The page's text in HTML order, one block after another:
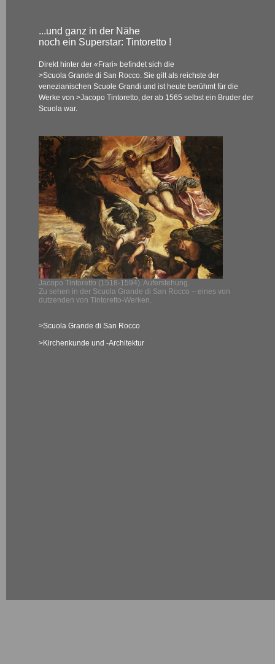
...und ganz in der Nähe
noch ein Superstar: Tintoretto !
Direkt hinter der «Frari» befindet sich die
>Scuola Grande di San Rocco. Sie gilt als reichste der
venezianischen Scuole Grandi und ist heute berühmt für die
Werke von >Jacopo Tintoretto, der ab 1565 selbst ein Bruder der
Scuola war.
Jacopo Tintoretto (1518-1594). Auferstehung.
Zu sehen in der Scuola Grande di San Rocco – eines von
dutzenden von Tintoretto-Werken.
>Scuola Grande di San Rocco
>Kirchenkunde und -Architektur